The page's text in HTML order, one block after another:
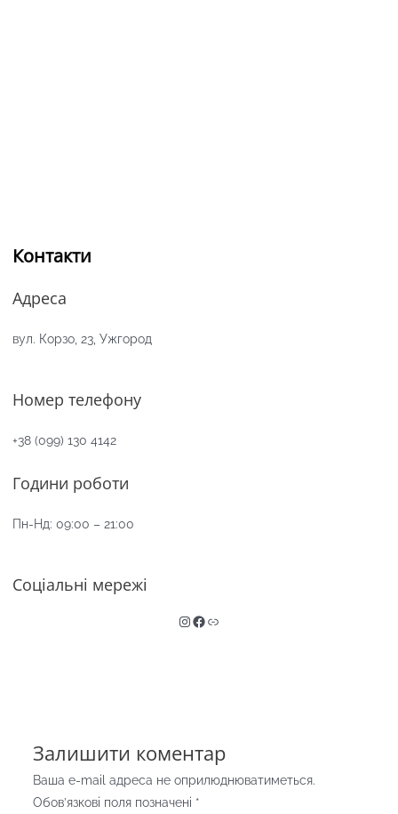
Контакти
Адреса
вул. Корзо, 23, Ужгород
Номер телефону
+38 (099) 130 4142
Години роботи
Пн-Нд: 09:00 – 21:00
Соціальні мережі
InstagramFacebook Link
Залишити коментар
Ваша e-mail адреса не оприлюднюватиметься.
Обов’язкові поля позначені *